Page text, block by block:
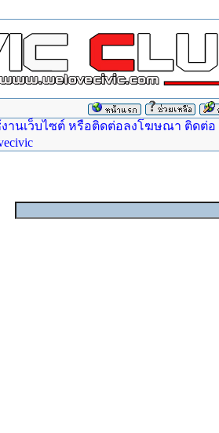
านเว็บไซต์ หรือติดต่อลงโฆษณา ติดต่อ